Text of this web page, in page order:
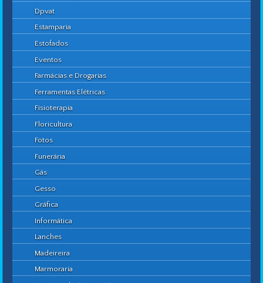
Dpvat
Estamparia
Estofados
Eventos
Farmácias e Drogarias
Ferramentas Elétricas
Fisioterapia
Floricultura
Fotos
Funerária
Gás
Gesso
Gráfica
Informática
Lanches
Madeireira
Marmoraria